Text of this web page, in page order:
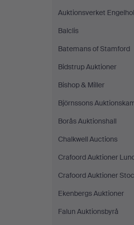
Auktionsverket
Balclis
Batemans of Stamford
Bidstrup Auktioner
Bishop & Miller
Björnssons
Borås Auktionshall
Chalkwell Auctions
Crafoord Auktioner
Crafoord Auktioner
Ekenbergs Auktioner
Falun Auktionsbyrå